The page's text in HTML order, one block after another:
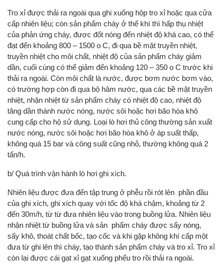
Tro xỉ được thải ra ngoài qua ghi xuống hộp tro xỉ hoặc qua cửa
cấp nhiên liệu; còn sản phẩm cháy ở thể khí thì hấp thụ nhiệt
của phản ứng cháy, được đốt nóng đến nhiệt độ khá cao, có thể
đạt đến khoảng 800 – 1500 o C, đi qua bề mặt truyền nhiệt,
truyền nhiệt cho môi chất, nhiệt độ của sản phẩm cháy giảm
dần, cuối cùng có thể giảm đến khoảng 120 – 350 o C trước khi
thải ra ngoài. Còn môi chất là nước, được bơm nước bơm vào,
có trường hợp còn đi qua bộ hâm nước, qua các bề mặt truyền
nhiệt, nhận nhiệt từ sản phẩm cháy có nhiệt độ cao, nhiệt độ
tăng dần thành nước nóng, nước sôi hoặc hơi bão hòa khô
cung cấp cho hộ sử dụng. Loại lò hơi thủ công thường sản xuất
nước nóng, nước sôi hoặc hơi bão hòa khô ở áp suất thấp,
không quá 15 bar và công suất cũng nhỏ, thường không quá 2
tấn/h.
b/ Quá trình vận hành lò hơi ghi xích.
Nhiên liệu được đưa đến tập trung ở phễu rồi rót lên phần đầu
của ghi xích, ghi xích quay với tốc độ khá chậm, khoảng từ 2
đến 30m/h, từ từ đưa nhiên liệu vào trong buồng lửa. Nhiên liệu
nhận nhiệt từ buồng lửa và sản phẩm cháy được sấy nóng,
sấy khô, thoát chất bốc, tạo cốc và khi gặp không khí cấp một
đưa từ ghi lên thì cháy, tạo thành sản phẩm cháy và tro xỉ. Tro xỉ
còn lại được cái gạt xỉ gạt xuống phểu tro rồi thải ra ngoài.